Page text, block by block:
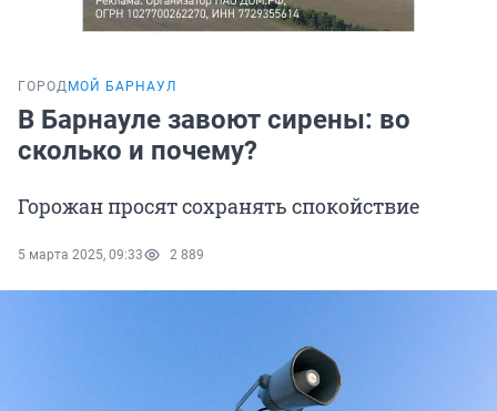
ГОРОД МОЙ БАРНАУЛ
В Барнауле завоют сирены: во
сколько и почему?
Горожан просят сохранять спокойствие
5 марта 2025, 09:33 2 889